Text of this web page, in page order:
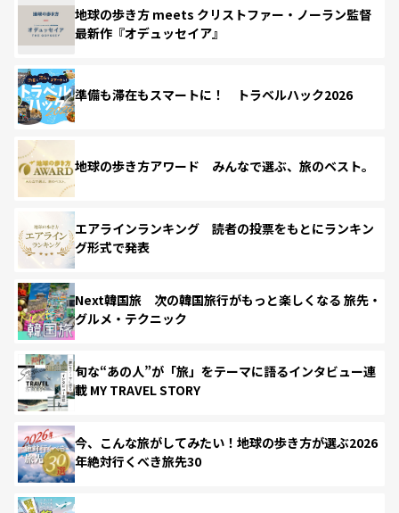
地球の歩き方 meets クリストファー・ノーラン監督
最新作『オデュッセイア』
準備も滞在もスマートに！ トラベルハック2026
地球の歩き方アワード みんなで選ぶ、旅のベスト。
エアラインランキング 読者の投票をもとにランキン
グ形式で発表
Next韓国旅 次の韓国旅行がもっと楽しくなる 旅先・
グルメ・テクニック
旬な“あの人”が「旅」をテーマに語るインタビュー連
載 MY TRAVEL STORY
今、こんな旅がしてみたい！地球の歩き方が選ぶ2026
年絶対行くべき旅先30